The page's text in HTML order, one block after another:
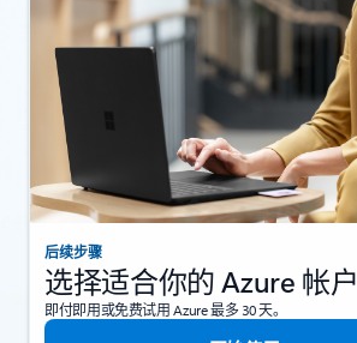
后续步骤
选择适合你的 Azure 帐户
即付即用或免费试用 Azure 最多 30 天。